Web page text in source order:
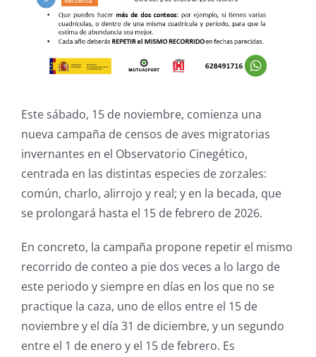
Este sábado, 15 de noviembre, comienza una
nueva campaña de censos de aves migratorias
invernantes en el Observatorio Cinegético,
centrada en las distintas especies de zorzales:
común, charlo, alirrojo y real; y en la becada, que
se prolongará hasta el 15 de febrero de 2026.
En concreto, la campaña propone repetir el mismo
recorrido de conteo a pie dos veces a lo largo de
este periodo y siempre en días en los que no se
practique la caza, uno de ellos entre el 15 de
noviembre y el día 31 de diciembre, y un segundo
entre el 1 de enero y el 15 de febrero. Es